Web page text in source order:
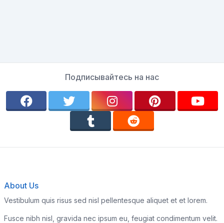
Подписывайтесь на нас
About Us
Vestibulum quis risus sed nisl pellentesque aliquet et et lorem.
Fusce nibh nisl, gravida nec ipsum eu, feugiat condimentum velit.